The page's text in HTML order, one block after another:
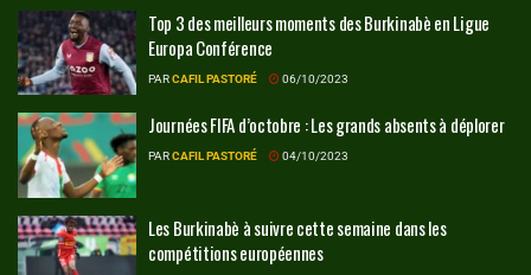
Top 3 des meilleurs moments des Burkinabè en Ligue
Europa Conférence
PARCAFIL PASTORÉ 06/10/2023
Journées FIFA d’octobre : Les grands absents à déplorer
PARCAFIL PASTORÉ 04/10/2023
Les Burkinabè à suivre cette semaine dans les
compétitions européennes